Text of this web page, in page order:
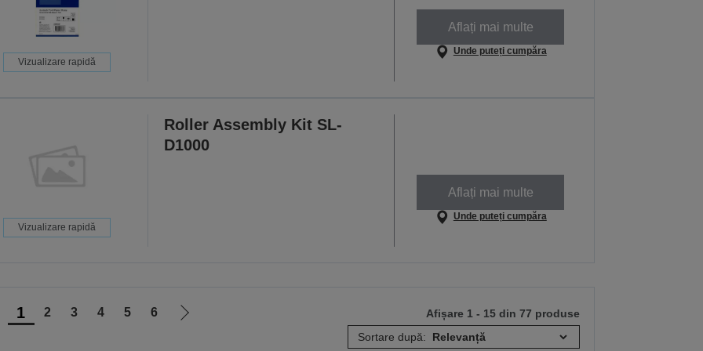
Vizualizare rapidă
Aflați mai multe
Unde puteți cumpăra
Vizualizare rapidă
Roller Assembly Kit SL-
D1000
Aflați mai multe
Unde puteți cumpăra
1 2 3 4 5 6
Mergi
Afișare 1 - 15 din 77 produse
Sortare după: